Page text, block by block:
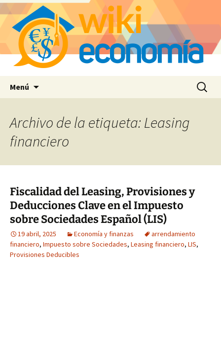
Menú Buscar:
Archivo de la etiqueta: Leasing
financiero
Fiscalidad del Leasing, Provisiones y
Deducciones Clave en el Impuesto
sobre Sociedades Español (LIS)
19 abril, 2025 Economía y finanzas
arrendamiento
financiero, Impuesto sobre Sociedades, Leasing financiero, LIS,
Provisiones Deducibles